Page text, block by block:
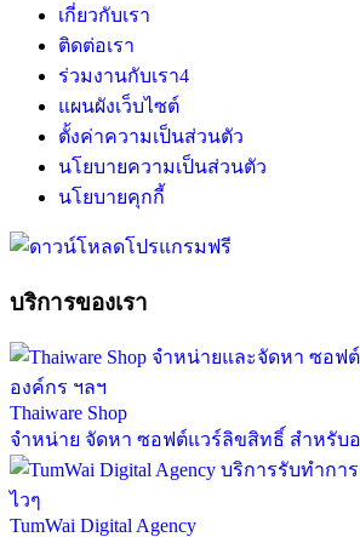
เกี่ยวกับเรา
ติดต่อเรา
ร่วมงานกับเรา4
แผนผังเว็บไซต์
ตั้งค่าความเป็นส่วนตัว
นโยบายความเป็นส่วนตัว
นโยบายคุกกี้
บริการของเรา
Thaiware Shop
จำหน่าย จัดหา ซอฟต์แวร์ลิขสิทธิ์ สำหรับ
TumWai Digital Agency